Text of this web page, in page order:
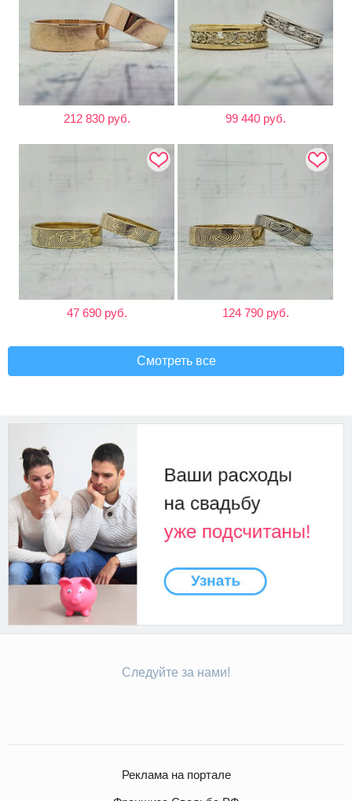
212 830 руб. 99 440 руб.
47 690 руб. 124 790 руб.
Смотреть все
Следуйте за нами!
Реклама на портале